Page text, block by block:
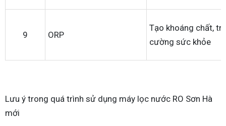
9 ORP
Tạo khoáng chất,
cường sức khỏe
Lưu ý trong quá trình sử dụng máy lọc nước RO Sơn Hà
mới